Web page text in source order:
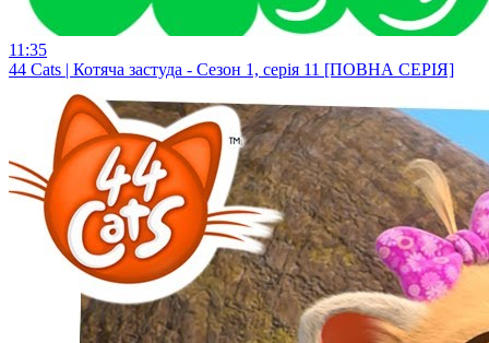
11:35
44 Cats | Котяча застуда - Сезон 1, серія 11 [ПОВНА СЕРІЯ]